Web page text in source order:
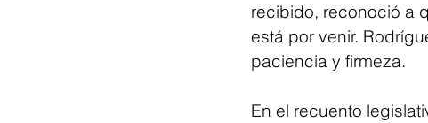
recibido, reconoció a
está por venir.
paciencia y firmeza.
En el recuento